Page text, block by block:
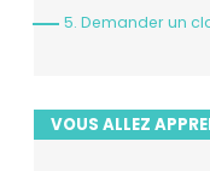
Demander un
VOUS ALLEZ